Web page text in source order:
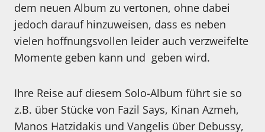
dem neuen Album zu vertonen, ohne dabei
jedoch darauf hinzuweisen, dass es neben
vielen hoffnungsvollen leider auch verzweifelte
Momente geben kann und geben wird.
Ihre Reise auf diesem Solo-Album führt sie so
z.B. über Stücke von Fazil Says, Kinan Azmeh,
Manos Hatzidakis und Vangelis über Debussy,